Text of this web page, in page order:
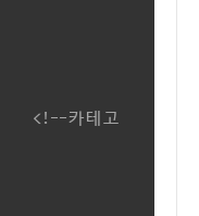
<!--카테고